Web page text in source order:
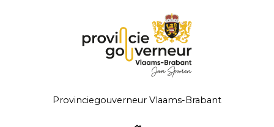
Provinciegouverneur Vlaams-Brabant